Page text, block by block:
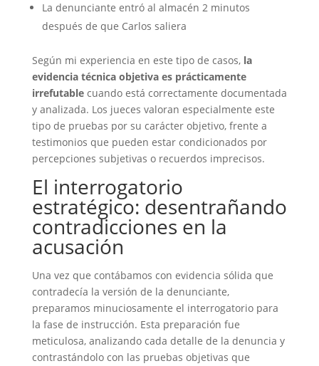
La denunciante entró al almacén 2 minutos
después de que Carlos saliera
Según mi experiencia en este tipo de casos, la
evidencia técnica objetiva es prácticamente
irrefutablecuando está correctamente documentada
y analizada. Los jueces valoran especialmente este
tipo de pruebas por su carácter objetivo, frente a
testimonios que pueden estar condicionados por
percepciones subjetivas o recuerdos imprecisos.
El interrogatorio
estratégico: desentrañando
contradicciones en la
acusación
Una vez que contábamos con evidencia sólida que
contradecía la versión de la denunciante,
preparamos minuciosamente el interrogatorio para
la fase de instrucción. Esta preparación fue
meticulosa, analizando cada detalle de la denuncia y
contrastándolo con las pruebas objetivas que